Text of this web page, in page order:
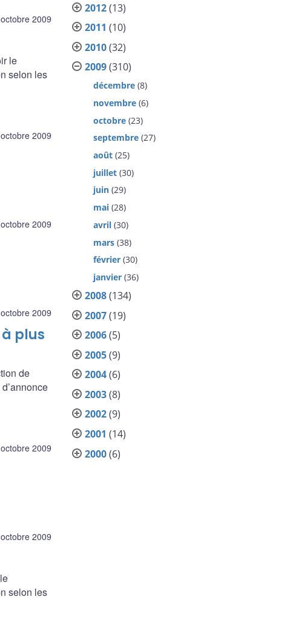
2009
le
selon les
2009
2009
2009
plus
de
2009
2009
selon les
2012(13)
2011 (10)
2010(32)
2009(310)
décembre (8)
novembre (6)
octobre (23)
septembre (27)
août (25)
juillet (30)
juin (29)
mai (28)
avril (30)
mars (38)
février (30)
janvier (36)
2008(134)
2007(19)
2006(5)
2005(9)
2004(6)
2003(8)
2002(9)
2001 (14)
2000(6)